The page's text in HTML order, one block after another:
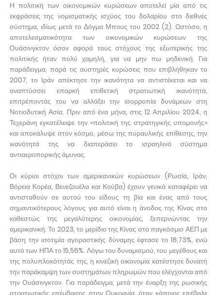
Η πολιτική των οικονομικών κυρώσεων αποτελεί μία από τις
εκφράσεις της νομισματικής ισχύος του δολαρίου στο διεθνές
σύστημα, ιδίως μετά το Δόγμα Μπους του 2002 (2). Ωστόσο, η
αποτελεσματικότητα των οικονομικών κυρώσεων της
Ουάσινγκτον όσον αφορά τους στόχους της εξωτερικής της
πολιτικής ήταν πολύ χαμηλή, για να μην πω μηδενική. Για
παράδειγμα, παρά τις αυστηρές κυρώσεις που επιβλήθηκαν το
2007, το Ιράν απέκτησε την ικανότητα να αντιστέκεται και να
αναπτύσσει επαρκή επιθετική στρατιωτική ικανότητα,
επιτρέποντάς του να αλλάξει την ισορροπία δυνάμεων στη
Νοτιοδυτική Ασία. Πριν από ένα μήνα, στις 12 Απριλίου 2024, η
Τεχεράνη εγκατέλειψε την «πολιτική της στρατηγικής υπομονής»
και αποκάλυψε στον κόσμο, μέσω της πυραυλικής επίθεσης, την
ικανότητά της να διαπεράσει το ισραηλινό σύστημα
αντιαεροπορικής άμυνας.
Οι κύριοι στόχοι των αμερικανικών κυρώσεων (Ρωσία, Ιράν,
Βόρεια Κορέα, Βενεζουέλα και Κούβα) έχουν γενικά καταφέρει να
αντισταθούν σε αυτού του είδους τη βία και ένας από τους
σημαντικότερους λόγους για αυτό είναι η άνοδος της Κίνας στο
καθεστώς της μεγαλύτερης οικονομίας, ξεπερνώντας την
αμερικανική. Το 2023, το μερίδιο της Κίνας στο παγκόσμιο ΑΕΠ με
βάση την ισοτιμία αγοραστικής δύναμης έφτασε το 18,73%, ενώ
αυτό των ΗΠΑ το 15,56%. Λόγω του δυναμισμού, του μεγέθους και
της πολυπλοκότητάς της, η κινεζική οικονομία κατέστησε δυνατή
την παράκαμψη των συστημάτων πληρωμών που ελέγχονται από
την Ουάσινγκτον. Για παράδειγμα, μετά την έναρξη της ρωσικής